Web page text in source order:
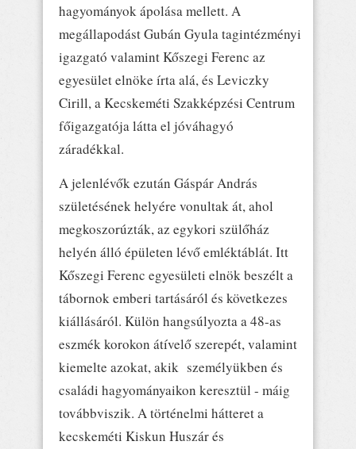
hagyományok ápolása mellett. A
megállapodást Gubán Gyula tagintézményi
igazgató valamint Kőszegi Ferenc az
egyesület elnöke írta alá, és Leviczky
Cirill, a Kecskeméti Szakképzési Centrum
főigazgatója látta el jóváhagyó
záradékkal.
A jelenlévők ezután Gáspár András
születésének helyére vonultak át, ahol
megkoszorúzták, az egykori szülőház
helyén álló épületen lévő emléktáblát. Itt
Kőszegi Ferenc egyesületi elnök beszélt a
tábornok emberi tartásáról és következes
kiállásáról. Külön hangsúlyozta a 48-as
eszmék korokon átívelő szerepét, valamint
kiemelte azokat, akik személyükben és
családi hagyományaikon keresztül - máig
továbbviszik. A történelmi hátteret a
kecskeméti Kiskun Huszár és